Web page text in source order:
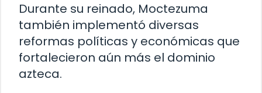
Durante su reinado, Moctezuma
también implementó diversas
reformas políticas y económicas que
fortalecieron aún más el dominio
azteca.